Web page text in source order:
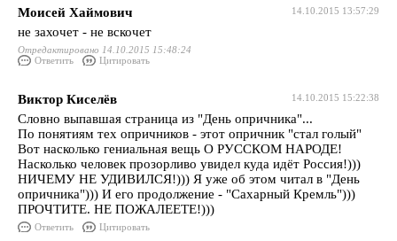
14.10.2015 13:57:29
Моисей Хаймович
не захочет - не вскочет
Отредактировано 14.10.2015 15:48:24
Ответить
Цитировать
14.10.2015 15:22:38
Виктор Киселёв
Словно выпавшая страница из "День опричника"...
По понятиям тех опричников - этот опричник "стал голый"
Вот насколько гениальная вещь О РУССКОМ НАРОДЕ!
Насколько человек прозорливо увидел куда идёт Россия!)))
НИЧЕМУ НЕ УДИВИЛСЯ!))) Я уже об этом читал в "День
опричника"))) И его продолжение - "Сахарный Кремль")))
ПРОЧТИТЕ. НЕ ПОЖАЛЕЕТЕ!)))
Ответить Цитировать